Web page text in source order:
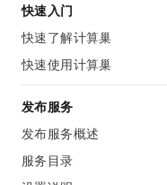
快速入门
快速了解计算巢
快速使用计算巢
发布服务
发布服务概述
服务目录
容器
存储
网络与CDN
安全
大数据
现代化应用
安全
网络
可观测